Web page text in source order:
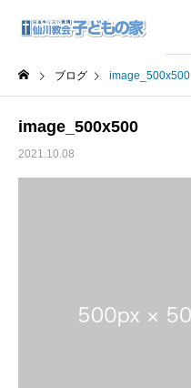
ブログ image_500x500
image_500x500
2021.10.08